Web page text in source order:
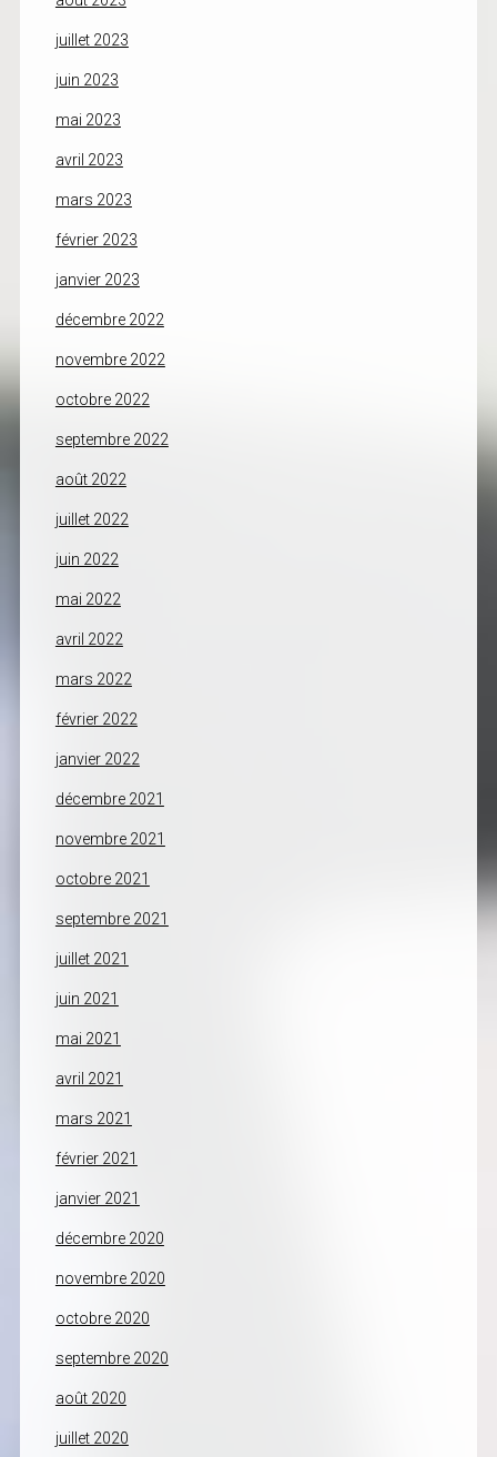
juillet 2023
juin 2023
mai 2023
avril 2023
mars 2023
février 2023
janvier 2023
décembre 2022
novembre 2022
octobre 2022
septembre 2022
août 2022
juillet 2022
juin 2022
mai 2022
avril 2022
mars 2022
février 2022
janvier 2022
décembre 2021
novembre 2021
octobre 2021
septembre 2021
juillet 2021
juin 2021
mai 2021
avril 2021
mars 2021
février 2021
janvier 2021
décembre 2020
novembre 2020
octobre 2020
septembre 2020
août 2020
juillet 2020